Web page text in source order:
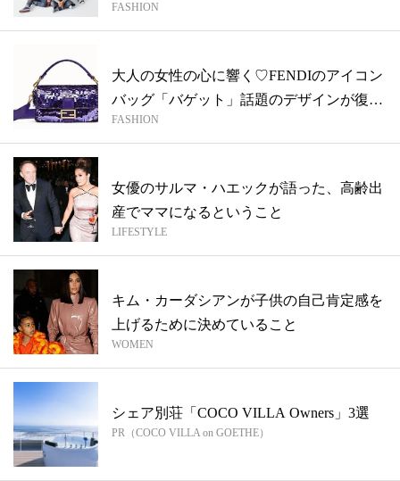
FASHION
大人の女性の心に響く♡FENDIのアイコン
バッグ「バゲット」話題のデザインが復
刻...
FASHION
女優のサルマ・ハエックが語った、高齢出
産でママになるということ
LIFESTYLE
キム・カーダシアンが子供の自己肯定感を
上げるために決めていること
WOMEN
シェア別荘「COCO VILLA Owners」3選
PR（COCO VILLA on GOETHE）